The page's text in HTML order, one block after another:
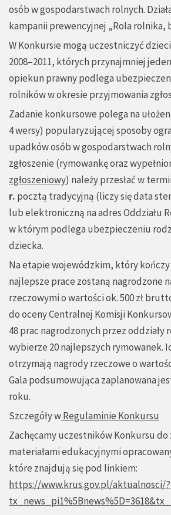
osób w gospodarstwach rolnych.
kampanii prewencyjnej „Rola rolnika,
W Konkursie mogą uczestniczyć
2008–2011, których przynajmniej
opiekun prawny podlega
rolników w okresie przyjmowania
Zadanie konkursowe polega na
4 wersy) popularyzującej sposoby
upadków osób w gospodarstwach
zgłoszenie (rymowankę oraz
zgłoszeniowy) należy przesłać w
r. pocztą tradycyjną (liczy się data
lub elektroniczną na adres Oddziału
w którym podlega ubezpieczeniu
dziecka.
Na etapie wojewódzkim, który kończy
najlepsze prace zostaną nagrodzone
rzeczowymi o wartości ok. 500 zł
do oceny Centralnej Komisji
48 prac nagrodzonych przez oddziały
wybierze 20 najlepszych rymowanek.
otrzymają nagrody rzeczowe o
Gala podsumowująca zaplanowana
roku.
Szczegóły wRegulaminie Konkursu
Zachęcamy uczestników Konkursu do
materiałami edukacyjnymi
które znajdują się pod linkiem:
https://www.krus.gov.pl/aktualnosci/?